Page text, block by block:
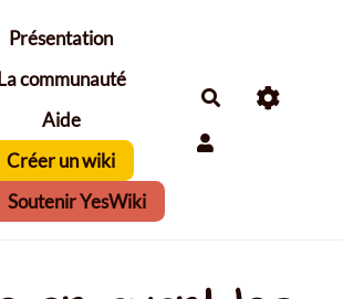
principal
Présentation
communauté
Aide
Créer un wiki
Soutenir YesWiki